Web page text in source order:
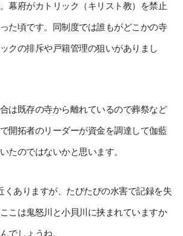
幕府がカトリック（キリスト教）を禁止
た頃です。同制度では誰もがどこかの寺
クの排斥や戸籍管理の狙いがありまし
は既存の寺から離れているので葬祭など
開拓者のリーダーが資金を調達して伽藍
たのではないかと思います。
くありますが、たびたびの水害で記録を失
こは鬼怒川と小貝川に挟まれていますか
でしょうね。